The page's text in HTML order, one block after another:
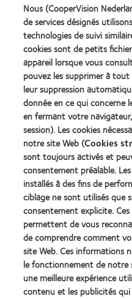
Learn
more
about
Récompense
Silmo
d’Or
du
meilleur
produit
pour
MyDay™
(2013)
Learn
more
about
2012
&
2010
Best
Companies
for
Leaders
(2012)
Learn
more
about
ODMA
2011
(2011)
Nos produits
Nous (CooperVision
de services désignés
technologies de suivi
cookies sont de petits
appareil lorsque vous
pouvez les supprimer à
leur suppression
donnée en ce qui concerne
en fermant votre
session). Les cookies
notre site Web (Cookies
sont toujours activés et
consentement préalable.
installés à des fins de
ciblage ne sont utilisés que
consentement explicite.
permettent de vous
de comprendre comment
site Web. Ces informations
le fonctionnement de
une meilleure expérience
contenu et les publicités